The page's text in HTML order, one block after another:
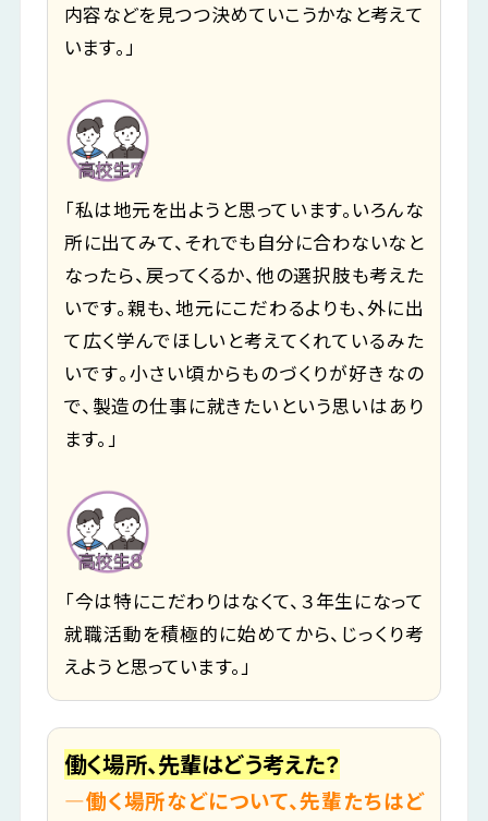
内容などを見つつ決めていこうかなと考えて
います。」
「私は地元を出ようと思っています。いろんな
所に出てみて、それでも自分に合わないなと
なったら、戻ってくるか、他の選択肢も考えた
いです。親も、地元にこだわるよりも、外に出
て広く学んでほしいと考えてくれているみた
いです。小さい頃からものづくりが好きなの
で、製造の仕事に就きたいという思いはあり
ます。」
「今は特にこだわりはなくて、３年生になって
就職活動を積極的に始めてから、じっくり考
えようと思っています。」
働く場所、先輩はどう考えた？
―働く場所などについて、先輩たちはど